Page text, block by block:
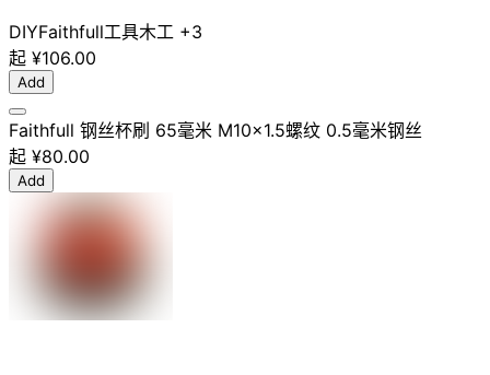
DIYFaithfull工具木工 +3
起 ¥106.00
Add
Faithfull 钢丝杯刷 65毫米 M10x1.5螺纹 0.5毫米钢丝
起 ¥80.00
Add